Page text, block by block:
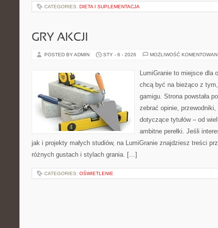
CATEGORIES: DIETA I SUPLEMENTACJA
GRY AKCJI
POSTED BY ADMIN STY - 6 - 2026 MOŻLIWOŚĆ
LumiGranie to miejsce dla
chcą być na bieżąco z
gamigu. Strona powstała
zebrać opinie,
dotyczące tytułów – od
ambitne perełki. Jeśli
jak i projekty małych studiów, na LumiGranie znajdziesz treści
różnych gustach i stylach grania. […]
CATEGORIES: OŚWIETLENIE